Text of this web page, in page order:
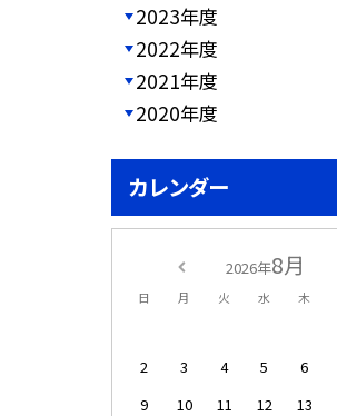
2023年度
2022年度
2021年度
2020年度
カレンダー
2026年8月
日 月 火 水 木
2
3 4 5 6
9
10 11 12 13